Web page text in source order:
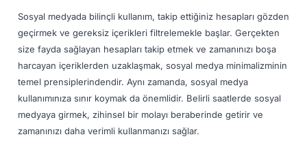
Sosyal medyada bilinçli kullanım, takip ettiğiniz hesapları gözden
geçirmek ve gereksiz içerikleri filtrelemekle başlar. Gerçekten
size fayda sağlayan hesapları takip etmek ve zamanınızı boşa
harcayan içeriklerden uzaklaşmak, sosyal medya minimalizminin
temel prensiplerindendir. Aynı zamanda, sosyal medya
kullanımınıza sınır koymak da önemlidir. Belirli saatlerde sosyal
medyaya girmek, zihinsel bir molayı beraberinde getirir ve
zamanınızı daha verimli kullanmanızı sağlar.